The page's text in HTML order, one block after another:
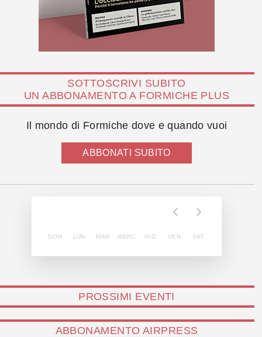
SOTTOSCRIVI SUBITO
UN ABBONAMENTO A FORMICHE PLUS
Il mondo di Formiche dove e quando vuoi
ABBONATI SUBITO
DOM LUN MAR MERC GIO VEN SAT
PROSSIMI EVENTI
ABBONAMENTO AIRPRESS